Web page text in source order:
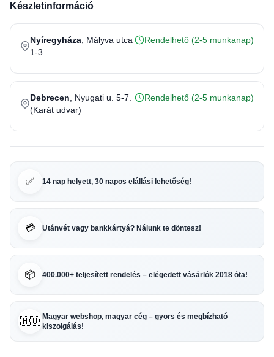
Készletinformáció
Nyíregyháza , Mályva utca
1-3.
Rendelhető (2-5 munkanap)
Debrecen , Nyugati u. 5-7.
(Karát udvar)
Rendelhető (2-5 munkanap)
✅ 14 nap helyett, 30 napos elállási lehetőség!
💳 Utánvét vagy bankkártyá? Nálunk te döntesz!
📦 400.000+ teljesített rendelés – elégedett vásárlók 2018 óta!
🇭🇺 Magyar webshop, magyar cég – gyors és megbízható
kiszolgálás!